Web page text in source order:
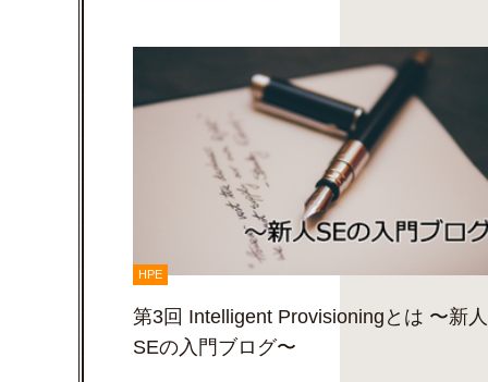
HPE
第3回 Intelligent Provisioningとは 〜新人
SEの入門ブログ〜